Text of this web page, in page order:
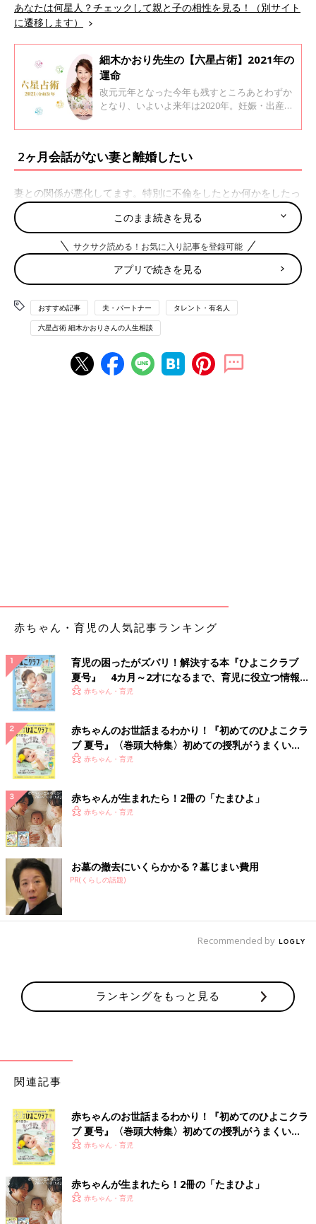
あなたは何星人？チェックして親と子の相性を見る！（別サイト
に遷移します）
細木かおり先生の【六星占術】2021年の
運命
改元元年となった今年も残すところあとわずか
となり、いよいよ来年は2020年。妊娠・出産や
ないでしょうか。 今回、六星占術で有名な細木
か運命星ごとに教えてもらいました。
2ヶ月会話がない妻と離婚したい
妻との関係が悪化してます。特別に不倫をしたとか何かをしたっ
て訳ではなく、私との会話を拒みます。もう2ヶ月会話をしてま
せん。今までは色んなところに家族で遊びに行ってましたが、最
近こそ子ども2人(双子)も2
を超えて行くことが少なくなりま
した。でもたまに行こうと提案すると、私は行かないので自分達
だけで行けと言います。妻は会社員をしていて土日が休みで、も
っぱらパチンコが好きでそればかりしてます。どこに行くとか、
何をしたいとか、全く提案しない妻で考える事も不得意です。結
婚20数年、今更ですが本当に嫌になってます。私は再婚で前に子
どもが二人おり、離婚して又今の子どもに同じ気持ちにさせる事
思ってますが、来年65歳で年金支給時期に入ります。まだ後5年
はそのまま働けるので働くつもりです。離婚したいのですが子ど
るのが苦手ですから、奥様もあなたに対して、うまく伝えられず
にいるのかもしれません。
一方、あなたの運命星は金星人（－）の霊合星人。メインは家庭
に縛られたくない金星人ですが、サブは家庭思いの木星人の性質
が見え隠れするという特殊なタイプといえます。メインの金星人
は行動力があり、家族で楽しいことをするのが大好きである一方
で、少し自分本位で、空気を読むのが苦手…。相手の気持ちを汲
み取るのが苦手な金星人と伝えるのが苦手な火星人のご夫婦です
から、長い結婚生活の中で誤解やすれ違いが積み重なり、今大き
な歪みとなって、表面化してしまったのではないでしょうか。
よって、今のあなたに必要なのは、まずは奥様としっかりと向き
合うことです。夫婦の問題は、どちらか一方だけに否があるとい
うことはありません。奥様を責めるだけではなく、あなたも自分
自身をしっかりと省み、問題点を見つけることが大切です。お子
で気にする必要はないでしょう。しかし、今曖昧なまま離婚に踏
み切っても、この先何度でも同じことを繰り返すことになりかね
ません。
奥様と向き合うようにすることが大切でしょう。あなたのサブの
ります。来年はお二人揃って運気が低迷しますから、原因の解明
に力を注ぐことをおすすめいたします。
せんか？ ここでは夫婦円満コンサルタント・
中村はるみさんが実際にあった離婚寸前夫婦の
ケースを取り上げ、夫婦仲を取り戻すポイント
を解説します。
細木かおり先生
このまま続きを見る
サクサク読める！お気に入り記事を登録可能
アプリで続きを見る
おすすめ記事 夫・パートナー タレント・有名人
六星占術 細木かおりさんの人生相談
赤ちゃん・育児の人気記事ランキング
育児の困ったがズバリ！解決する本『ひよこクラブ
夏号』 4カ月～2才になるまで、育児に役立つ情報が
いっぱい！
赤ちゃん・育児
赤ちゃんのお世話まるわかり！『初めてのひよこクラ
ブ 夏号』〈巻頭大特集〉初めての授乳がうまくい
く！ おっぱい・ミルクの基本と夏のトラブル 解決テ
赤ちゃん・育児
赤ちゃんが生まれたら！2冊の「たまひよ」
赤ちゃん・育児
お墓の撤去にいくらかかる？墓じまい費用
PR(くらしの話題)
Recommended by
ランキングをもっと見る
関連記事
赤ちゃんのお世話まるわかり！『初めてのひよこクラ
ブ 夏号』〈巻頭大特集〉初めての授乳がうまくい
く！ おっぱい・ミルクの基本と夏のトラブル 解決テ
赤ちゃん・育児
赤ちゃんが生まれたら！2冊の「たまひよ」
赤ちゃん・育児